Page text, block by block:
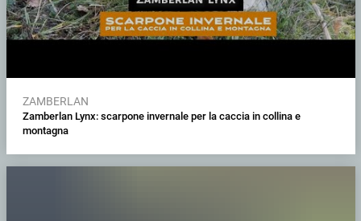
ZAMBERLAN
Zamberlan Lynx: scarpone invernale per la caccia in collina e
montagna